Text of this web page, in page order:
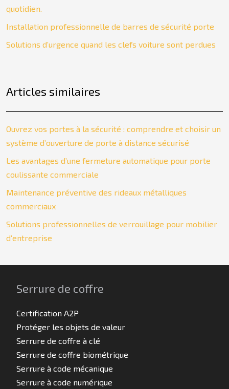
quotidien.
Installation professionnelle de barres de sécurité porte
Solutions d’urgence quand les clefs voiture sont perdues
Articles similaires
Ouvrez vos portes à la sécurité : comprendre et choisir un
système d’ouverture de porte à distance sécurisé
Les avantages d’une fermeture automatique pour porte
coulissante commerciale
Maintenance préventive des rideaux métalliques
commerciaux
Solutions professionnelles de verrouillage pour mobilier
d’entreprise
Serrure de coffre
Certification A2P
Protéger les objets de valeur
Serrure de coffre à clé
Serrure de coffre biométrique
Serrure à code mécanique
Serrure à code numérique